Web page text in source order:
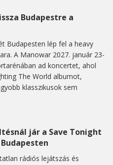
Budapestre a
Budapesten lép fel a heavy
A Manowar 2027. január 23-
ad koncertet, ahol
The World albumot,
klasszikusok sem
jár a Save Tonight
rádiós lejátszás és